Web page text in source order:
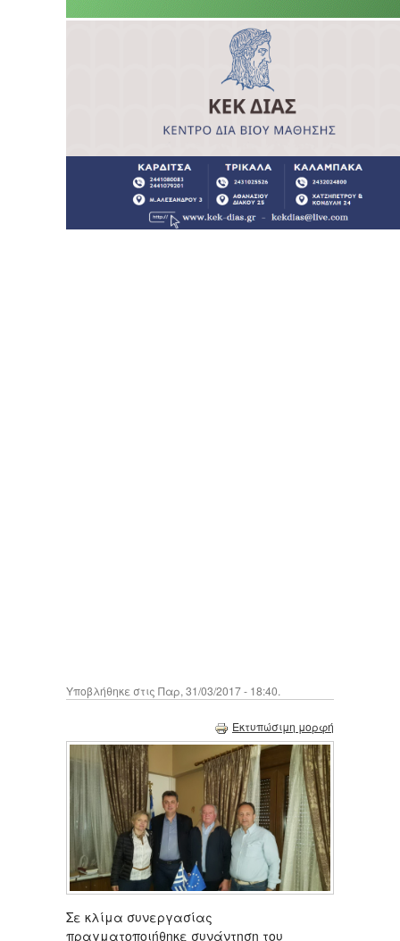
Υποβλήθηκε στις Παρ, 31/03/2017 - 18:40.
Εκτυπώσιμη μορφή
Σε κλίμα συνεργασίας
πραγματοποιήθηκε συνάντηση του